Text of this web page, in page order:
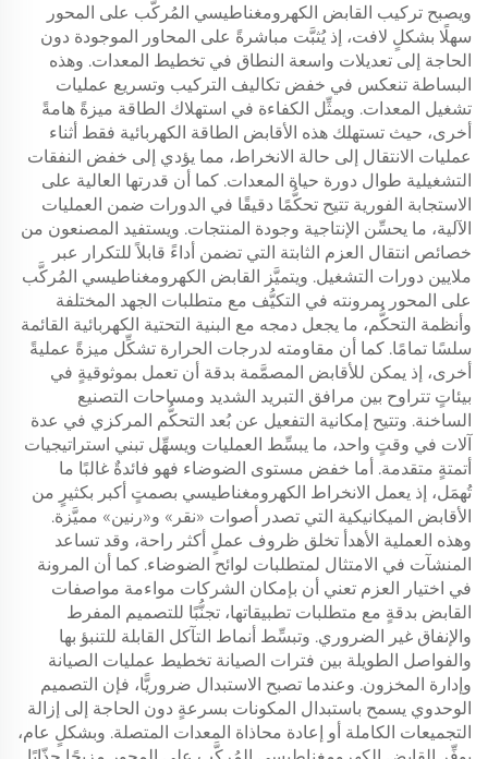
ويصبح تركيب القابض الكهرومغناطيسي المُركَّب على المحور
سهلًا بشكلٍ لافت، إذ يُثبَّت مباشرةً على المحاور الموجودة دون
الحاجة إلى تعديلات واسعة النطاق في تخطيط المعدات. وهذه
البساطة تنعكس في خفض تكاليف التركيب وتسريع عمليات
تشغيل المعدات. ويمثِّل الكفاءة في استهلاك الطاقة ميزةً هامةً
أخرى، حيث تستهلك هذه الأقابض الطاقة الكهربائية فقط أثناء
عمليات الانتقال إلى حالة الانخراط، مما يؤدي إلى خفض النفقات
التشغيلية طوال دورة حياة المعدات. كما أن قدرتها العالية على
الاستجابة الفورية تتيح تحكُّمًا دقيقًا في الدورات ضمن العمليات
الآلية، ما يحسِّن الإنتاجية وجودة المنتجات. ويستفيد المصنعون من
خصائص انتقال العزم الثابتة التي تضمن أداءً قابلاً للتكرار عبر
ملايين دورات التشغيل. ويتميَّز القابض الكهرومغناطيسي المُركَّب
على المحور بمرونته في التكيُّف مع متطلبات الجهد المختلفة
وأنظمة التحكُّم، ما يجعل دمجه مع البنية التحتية الكهربائية القائمة
سلسًا تمامًا. كما أن مقاومته لدرجات الحرارة تشكِّل ميزةً عمليةً
أخرى، إذ يمكن للأقابض المصمَّمة بدقة أن تعمل بموثوقيةٍ في
بيئاتٍ تتراوح بين مرافق التبريد الشديد ومساحات التصنيع
الساخنة. وتتيح إمكانية التفعيل عن بُعد التحكُّم المركزي في عدة
آلات في وقتٍ واحد، ما يبسِّط العمليات ويسهِّل تبني استراتيجيات
أتمتةٍ متقدمة. أما خفض مستوى الضوضاء فهو فائدةٌ غالبًا ما
تُهمَل، إذ يعمل الانخراط الكهرومغناطيسي بصمتٍ أكبر بكثيرٍ من
الأقابض الميكانيكية التي تصدر أصوات «نقر» و«رنين» مميَّزة.
وهذه العملية الأهدأ تخلق ظروف عملٍ أكثر راحة، وقد تساعد
المنشآت في الامتثال لمتطلبات لوائح الضوضاء. كما أن المرونة
في اختيار العزم تعني أن بإمكان الشركات مواءمة مواصفات
القابض بدقةٍ مع متطلبات تطبيقاتها، تجنُّبًا للتصميم المفرط
والإنفاق غير الضروري. وتبسِّط أنماط التآكل القابلة للتنبؤ بها
والفواصل الطويلة بين فترات الصيانة تخطيط عمليات الصيانة
وإدارة المخزون. وعندما تصبح الاستبدال ضروريًّا، فإن التصميم
الوحدوي يسمح باستبدال المكونات بسرعةٍ دون الحاجة إلى إزالة
التجميعات الكاملة أو إعادة محاذاة المعدات المتصلة. وبشكلٍ عام،